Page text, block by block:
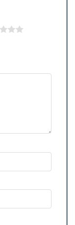
pad cũ.